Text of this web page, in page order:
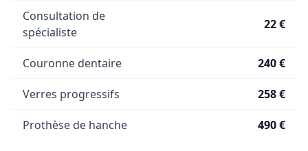
Consultation de
spécialiste
22 €
Couronne dentaire 240 €
Verres progressifs 258 €
Prothèse de hanche 490 €